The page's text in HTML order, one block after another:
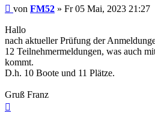
Beitrag
von FM52 » Fr 05 Mai, 2023 21:27
Hallo
nach aktueller Prüfung der
12 Teilnehmermeldungen, was auch
kommt.
D.h. 10 Boote und 11 Plätze.
Gruß Franz